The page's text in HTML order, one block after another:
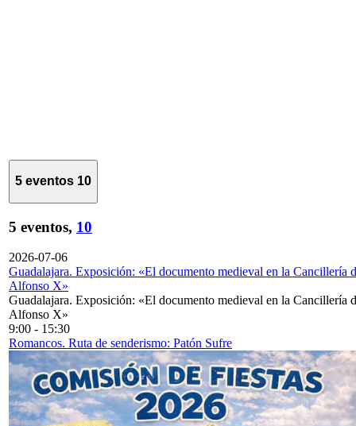
5 eventos 10
5 eventos, 10
2026-07-06
Guadalajara. Exposición: «El documento medieval en la Cancillería
Alfonso X»
Guadalajara. Exposición: «El documento medieval en la Cancillería
Alfonso X»
9:00 - 15:30
Romancos. Ruta de senderismo: Patón Sufre